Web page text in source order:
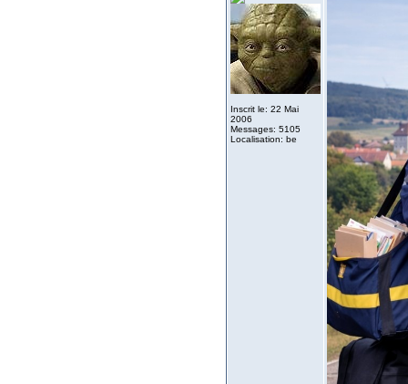
Inscrit le: 22 Mai
2006
Messages: 5105
Localisation: be